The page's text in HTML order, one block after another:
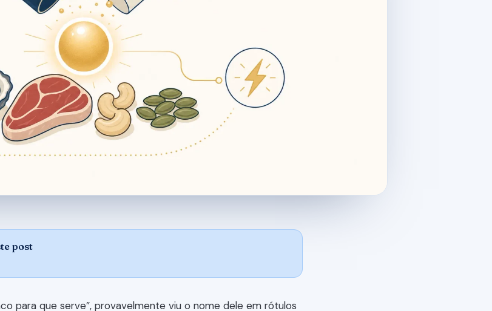
post
para que serve”, provavelmente viu o nome dele em rótulos